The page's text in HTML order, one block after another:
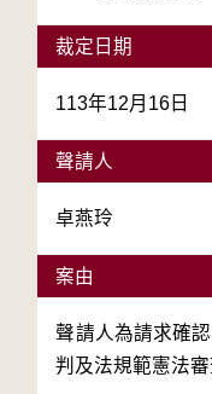
裁定日期
113年12月16日
聲請人
卓燕玲
案由
聲請人為請求確
判及法規範憲法審